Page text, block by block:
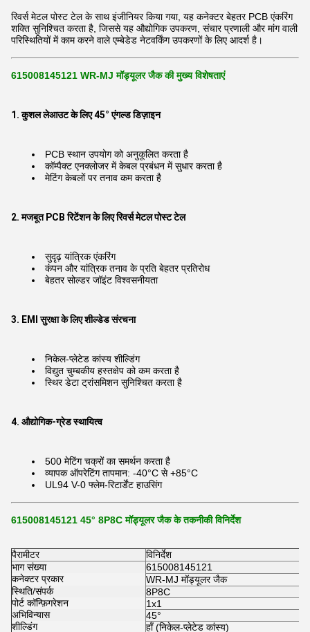
रिवर्स मेटल पोस्ट टेल के साथ इंजीनियर किया गया, यह कनेक्टर बेहतर PCB एंकरिंग
शक्ति सुनिश्चित करता है, जिससे यह औद्योगिक उपकरण, संचार प्रणाली और मांग वाली
परिस्थितियों में काम करने वाले एम्बेडेड नेटवर्किंग उपकरणों के लिए आदर्श है।
615008145121 WR-MJ मॉड्यूलर जैक की मुख्य विशेषताएं
1. कुशल लेआउट के लिए 45° एंगल्ड डिज़ाइन
PCB स्थान उपयोग को अनुकूलित करता है
कॉम्पैक्ट एनक्लोजर में केबल प्रबंधन में सुधार करता है
मेटिंग केबलों पर तनाव कम करता है
2. मजबूत PCB रिटेंशन के लिए रिवर्स मेटल पोस्ट टेल
सुदृढ़ यांत्रिक एंकरिंग
कंपन और यांत्रिक तनाव के प्रति बेहतर प्रतिरोध
बेहतर सोल्डर जॉइंट विश्वसनीयता
3. EMI सुरक्षा के लिए शील्डेड संरचना
निकेल-प्लेटेड कांस्य शील्डिंग
विद्युत चुम्बकीय हस्तक्षेप को कम करता है
स्थिर डेटा ट्रांसमिशन सुनिश्चित करता है
4. औद्योगिक-ग्रेड स्थायित्व
500 मेटिंग चक्रों का समर्थन करता है
व्यापक ऑपरेटिंग तापमान: -40°C से +85°C
UL94 V-0 फ्लेम-रिटार्डेंट हाउसिंग
615008145121 45° 8P8C मॉड्यूलर जैक के तकनीकी विनिर्देश
पैरामीटर
विनिर्देश
भाग संख्या
615008145121
कनेक्टर प्रकार
WR-MJ मॉड्यूलर जैक
स्थिति/संपर्क
8P8C
पोर्ट कॉन्फ़िगरेशन
1x1
अभिविन्यास
45°
शील्डिंग
हाँ (निकेल-प्लेटेड कांस्य)